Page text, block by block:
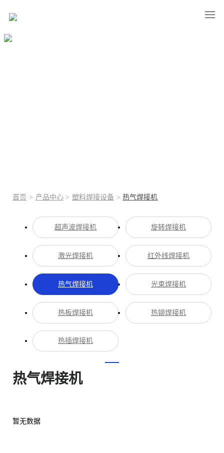
首页 > 产品中心 > 塑料焊接设备 > 热气焊接机
超声波焊接机 旋转焊接机
激光焊接机 红外线焊接机
热气焊接机 光束焊接机
热板焊接机 热铆焊接机
热插焊接机
热气焊接机
暂无数据